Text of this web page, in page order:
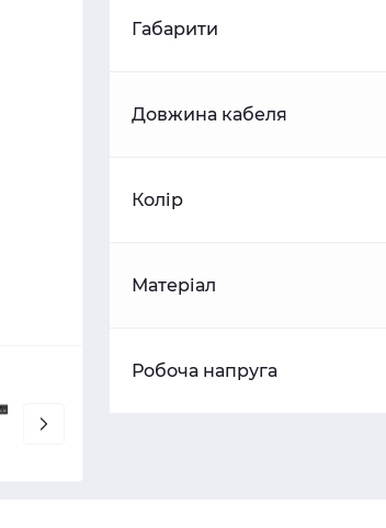
Габарити
Довжина кабеля
Колір
Матеріал
Робоча напруга